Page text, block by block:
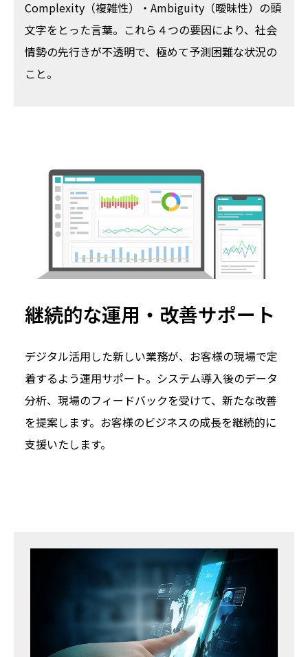
Complexity（複雑性）・Ambiguity（曖昧性）の頭
文字をとった言葉。これら４つの要因により、社会
情勢の先行きが不透明で、極めて予測困難な状況の
こと。
継続的な運用・改善サポート
デジタル活用した新しい業務が、お客様の現場で定
着するよう運用サポート。システム導入後のデータ
分析、現場のフィードバックを受けて、新たな改善
を提案します。お客様のビジネスの成長を継続的に
支援いたします。